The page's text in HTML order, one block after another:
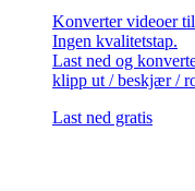
Konverter videoer
Ingen kvalitetstap.
Last ned og
klipp ut / beskjær /
Last ned gratis